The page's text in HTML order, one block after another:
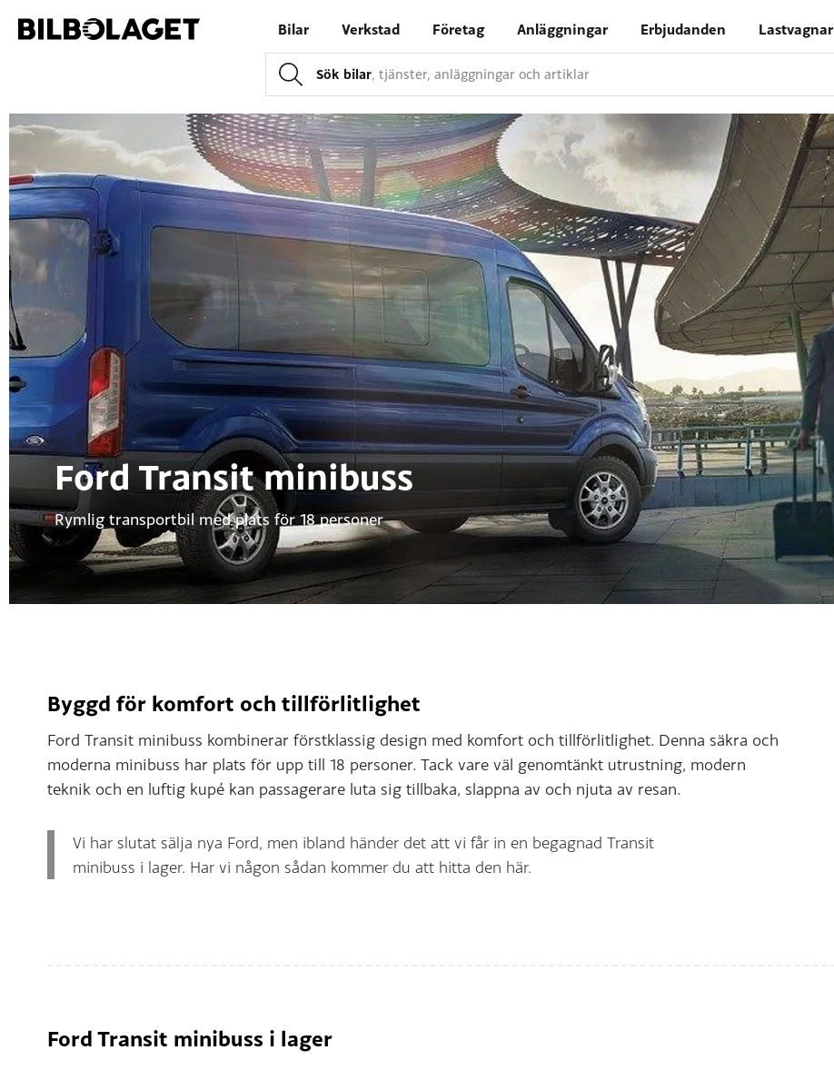
Bilar Verkstad Företag Anläggningar Erbjudanden Lastvagnar
Sök bilar, tjänster, anläggningar och artiklar
Ford Transit minibuss
Rymlig transportbil med plats för 18 personer
Byggd för komfort och tillförlitlighet
Ford Transit minibuss kombinerar förstklassig design med komfort och tillförlitlighet. Denna säkra och
moderna minibuss har plats för upp till 18 personer. Tack vare väl genomtänkt utrustning, modern
teknik och en luftig kupé kan passagerare luta sig tillbaka, slappna av och njuta av resan.
Vi har slutat sälja nya Ford, men ibland händer det att vi får in en begagnad Transit
minibuss i lager. Har vi någon sådan kommer du att hitta den här.
Ford Transit minibuss i lager